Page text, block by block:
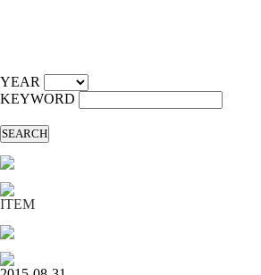
YEAR
KEYWORD
SEARCH
ITEM